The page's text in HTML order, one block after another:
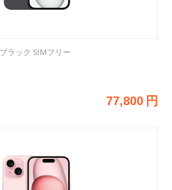
ラック SIMフリー
77,800 円